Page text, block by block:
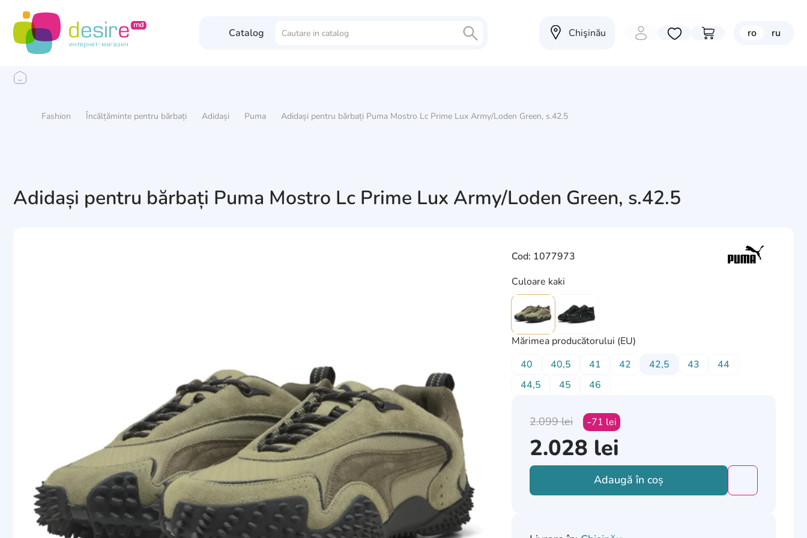
Catalog Chişinău Избранные товары
Перейти в корзину
ro ru
Fashion Încălțăminte pentru bărbați Adidași Puma Adidași pentru bărbați Puma Mostro Lc Prime Lux Army/Loden Green, s.42.5
Adidași pentru bărbați Puma Mostro Lc Prime Lux Army/Loden Green, s.42.5
Cod: 1077973
Culoare kaki
Mărimea producătorului (EU)
40
40,5 41 42 42,5 43
44
44,5
45 46
2.099lei 71 lei
2.028 lei
Adaugă în coș